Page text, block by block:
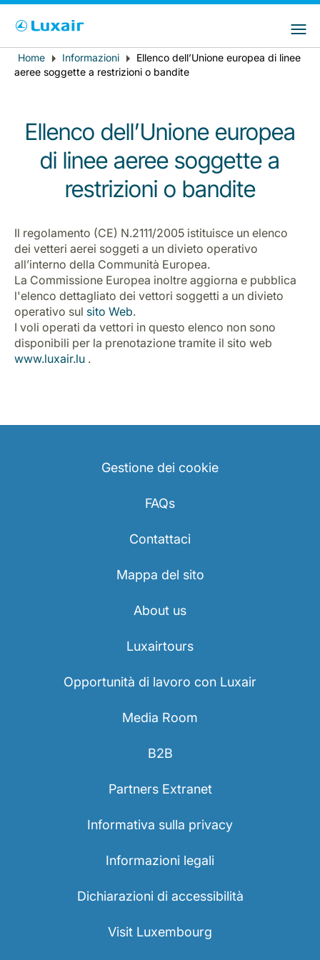
LuxairTours
Opportunità di lavoro con Luxair
Paese di residenza Preferred language
Breadcrumb
Home Informazioni
Ellenco dell’Unione europea di linee
aeree soggette a restrizioni o bandite
Ellenco dell’Unione europea
di linee aeree soggette a
restrizioni o bandite
Il regolamento (CE) N.2111/2005 istituisce un elenco
dei vetteri aerei soggeti a un divieto operativo
all’interno della Communità Europea.
La Commissione Europea inoltre aggiorna e pubblica
l'elenco dettagliato dei vettori soggetti a un divieto
operativo sul sito Web.
I voli operati da vettori in questo elenco non sono
disponibili per la prenotazione tramite il sito web
www.luxair.lu .
Gestione dei cookie
FAQs
Contattaci
Mappa del sito
About us
Luxairtours
Opportunità di lavoro con Luxair
Media Room
B2B
Partners Extranet
Informativa sulla privacy
Informazioni legali
Dichiarazioni di accessibilità
Visit Luxembourg